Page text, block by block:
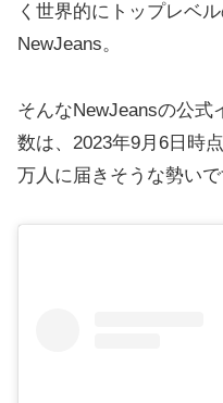
く世界的にトップレベ
NewJeans。
そんなNewJeansの公式
数は、2023年9月6日時
万人に届きそうな勢いで